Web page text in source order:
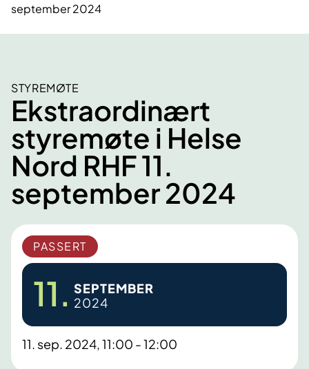
september 2024
STYREMØTE
Ekstraordinært
styremøte i Helse
Nord RHF 11.
september 2024
PASSERT
11. SEPTEMBER
2024
11. sep. 2024, 11:00 - 12:00